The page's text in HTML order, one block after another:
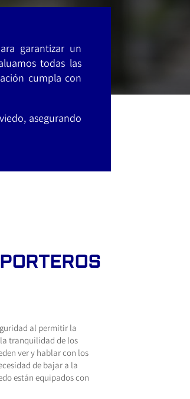
garantizar un
todas las
cumpla con
asegurando
al permitir la
tranquilidad de los
ver y hablar con los
de bajar a la
están equipados con